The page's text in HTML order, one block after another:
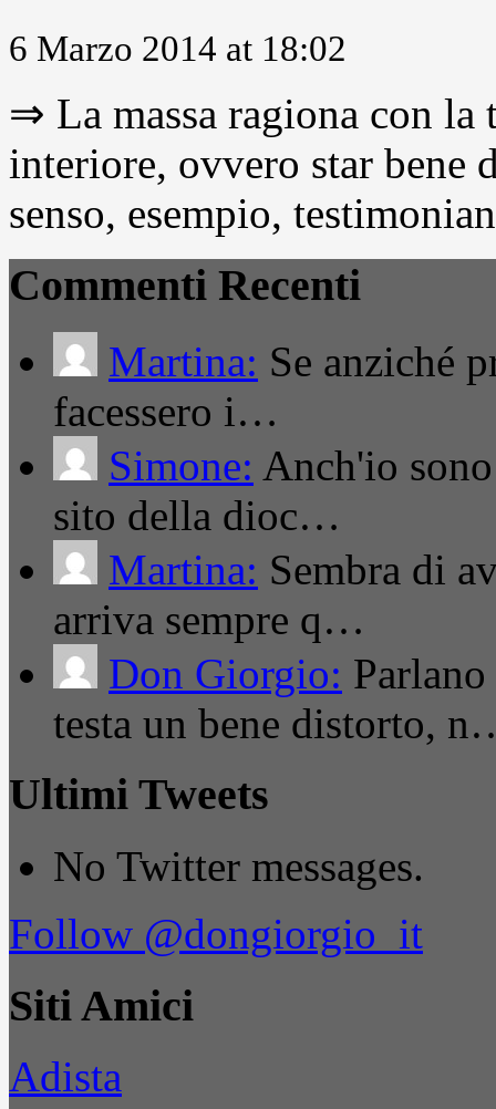
6 Marzo 2014 at 18:02
⇒ La massa ragiona con
interiore, ovvero star
senso, esempio,
Commenti Recenti
Martina: Se anziché
facessero i…
Simone: Anch'io
sito della dioc…
Martina: Sembra di
arriva sempre q…
Don Giorgio:
testa un bene distorto,
Ultimi Tweets
No Twitter messages.
Follow @dongiorgio_it
Siti Amici
Adista